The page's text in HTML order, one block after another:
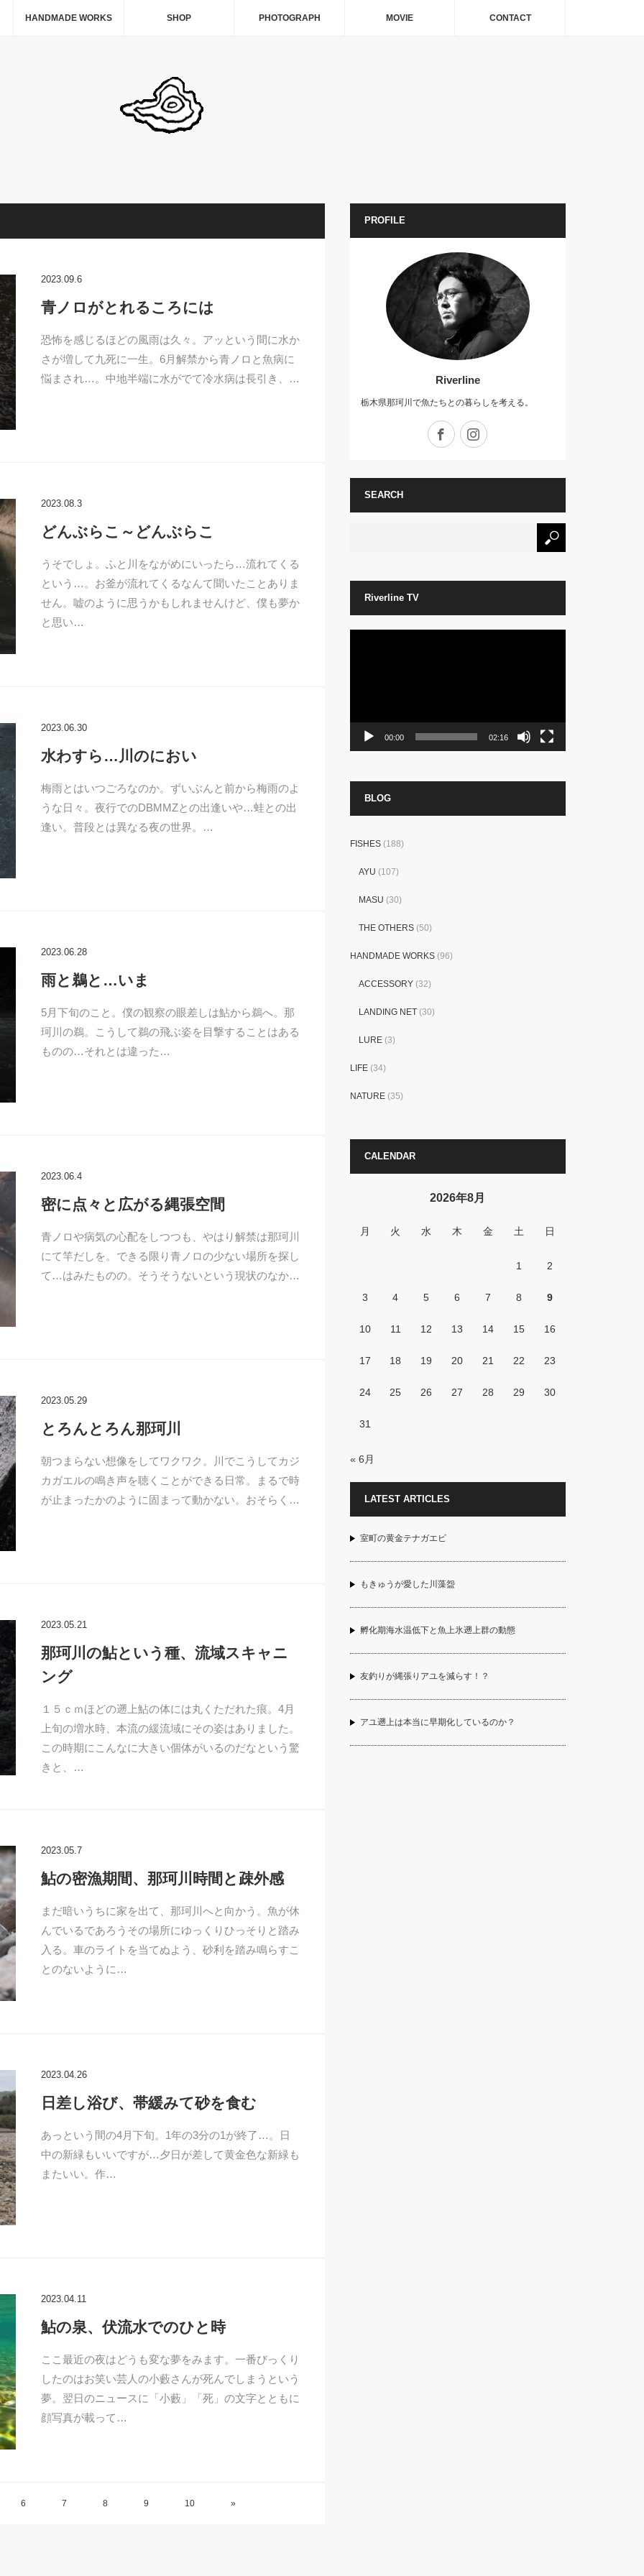
HANDMADE WORKS SHOP PHOTOGRAPH MOVIE CONTACT
2023.09.6
青ノロがとれるころには
恐怖を感じるほどの風雨は久々。アッという間に水か
さが増して九死に一生。6月解禁から青ノロと魚病に
悩まされ…。中地半端に水がでて冷水病は長引き、…
2023.08.3
どんぶらこ～どんぶらこ
うそでしょ。ふと川をながめにいったら…流れてくる
という…。お釜が流れてくるなんて聞いたことありま
せん。嘘のように思うかもしれませんけど、僕も夢か
と思い…
2023.06.30
水わすら…川のにおい
梅雨とはいつごろなのか。ずいぶんと前から梅雨のよ
うな日々。夜行でのDBMMZとの出逢いや…蛙との出
逢い。普段とは異なる夜の世界。…
2023.06.28
雨と鵜と…いま
5月下旬のこと。僕の観察の眼差しは鮎から鵜へ。那
珂川の鵜。こうして鵜の飛ぶ姿を目撃することはある
ものの…それとは違った…
2023.06.4
密に点々と広がる縄張空間
青ノロや病気の心配をしつつも、やはり解禁は那珂川
にて竿だしを。できる限り青ノロの少ない場所を探し
て…はみたものの。そうそうないという現状のなか…
2023.05.29
とろんとろん那珂川
朝つまらない想像をしてワクワク。川でこうしてカジ
カガエルの鳴き声を聴くことができる日常。まるで時
が止まったかのように固まって動かない。おそらく…
2023.05.21
那珂川の鮎という種、流域スキャニ
ング
１５ｃｍほどの遡上鮎の体には丸くただれた痕。4月
上旬の増水時、本流の緩流域にその姿はありました。
この時期にこんなに大きい個体がいるのだなという驚
きと、…
2023.05.7
鮎の密漁期間、那珂川時間と疎外感
まだ暗いうちに家を出て、那珂川へと向かう。魚が休
んでいるであろうその場所にゆっくりひっそりと踏み
入る。車のライトを当てぬよう、砂利を踏み鳴らすこ
とのないように…
2023.04.26
日差し浴び、帯緩みて砂を食む
あっという間の4月下旬。1年の3分の1が終了…。日
中の新緑もいいですが…夕日が差して黄金色な新緑も
またいい。作…
2023.04.11
鮎の泉、伏流水でのひと時
ここ最近の夜はどうも変な夢をみます。一番びっくり
したのはお笑い芸人の小藪さんが死んでしまうという
夢。翌日のニュースに「小藪」「死」の文字とともに
顔写真が載って…
6 7 8 9 10 »
PROFILE
Riverline
栃木県那珂川で魚たちとの暮らしを考える。
Facebook
SEARCH
Riverline TV
00:00 02:16
BLOG
FISHES(188)
AYU (107)
MASU (30)
THE OTHERS(50)
HANDMADE WORKS(96)
ACCESSORY(32)
LANDING NET(30)
LURE(3)
LIFE(34)
NATURE(35)
CALENDAR
2026年8月
月 火 水 木 金 土 日
1 2
3 4 5 6 7 8 9
10 11 12 13 14 15 16
17 18 19 20 21 22 23
24 25 26 27 28 29 30
31
« 6月
LATEST ARTICLES
室町の黄金テナガエビ
もきゅうが愛した川藻盌
孵化期海水温低下と魚上氷遡上群の動態
友釣りが縄張りアユを減らす！？
アユ遡上は本当に早期化しているのか？